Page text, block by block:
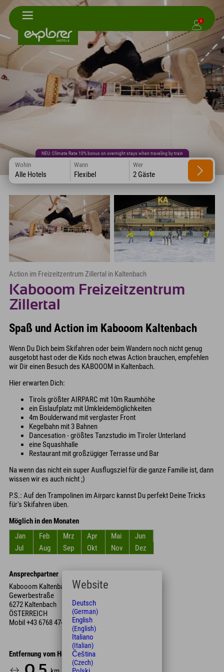
1
NEU: Climate Rate 10% bonus on overnight stays when traveling by train
Wohin
Alle Hotels
Wann
Flexibel
Wer
2 Gäste
Action im Freizeitzentrum Zillertal in Kaltenbach
Kabooom Freizeitzentrum
Zillertal
Spaß und Action im Kabooom Kaltenbach
Wenn Du Dich beim Skifahren oder beim Wandern noch nicht genug
ausgetobt hast oder die Kids noch etwas Action brauchen, empfehlen
wir Dir einen Besuch des KABOOOM in Kaltenbach.
Hier erwarten Dich:
Tirols größter AIRPARC mit 10m Raumhöhe
ein Eislaufplatz mit Umkleidemöglichkeiten
4m Boulderwand mit verglaster Front
Kegelbahn mit 3 Bahnen
Dancesation - größtes Tanzstudio im Tiroler Unterland
eine Squashhalle
Restaurant mit großzügiger Terrasse und Bar
Na wenn das nicht ein super Ausflugsziel für die ganze Familie ist, dann
wissen wir es auch nicht ;)
P.S.: Auf den Trampolinen im Airparc kannst Du perfekt Deine Tricks
für's Skifahren üben.
Möglich in den Monaten
Jan
Feb Mrz Apr Mai
Jun
Jul
Aug Sep Okt Nov Dez
Ansprechpartner
Kabooom Kaltenbach
Gewerbestraße
6272 Kaltenbach
ÖSTERREICH
Mobil+43 6768 474 647 51
Entfernung vom Hotel
Website
Deutsch
(German)
English
(English)
Italiano
(Italian)
Čeština
(Czech)